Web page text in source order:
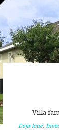
Villa
Déjà loué,